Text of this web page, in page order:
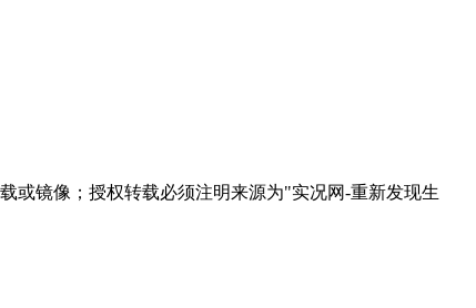
或镜像；授权转载必须注明来源为"实况网-重新发现生